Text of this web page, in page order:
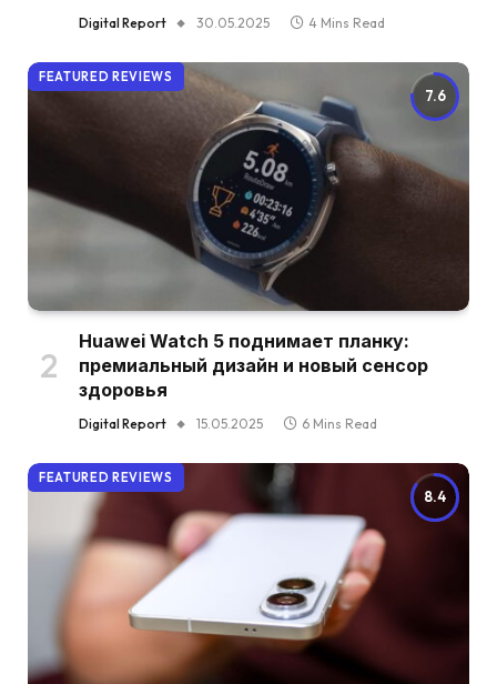
Digital Report 30.05.2025 4 Mins Read
7.6
FEATURED REVIEWS
Huawei Watch 5 поднимает планку:
премиальный дизайн и новый сенсор
здоровья
Digital Report 15.05.2025 6 Mins Read
8.4
FEATURED REVIEWS